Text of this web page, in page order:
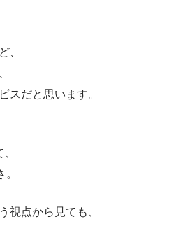
、
スだと思います。
視点から見ても、